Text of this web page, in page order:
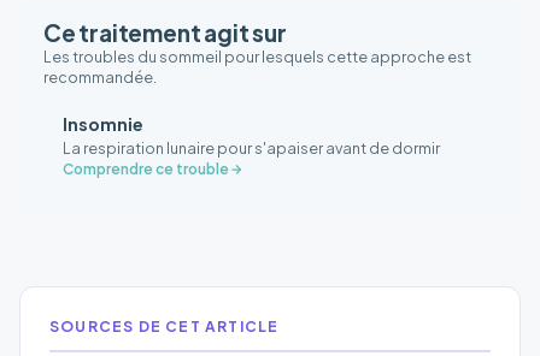
Ce traitement agit sur
Les troubles du sommeil pour lesquels cette approche est
recommandée.
Insomnie
La respiration lunaire pour s'apaiser avant de dormir
Comprendre ce trouble
SOURCES DE CET ARTICLE